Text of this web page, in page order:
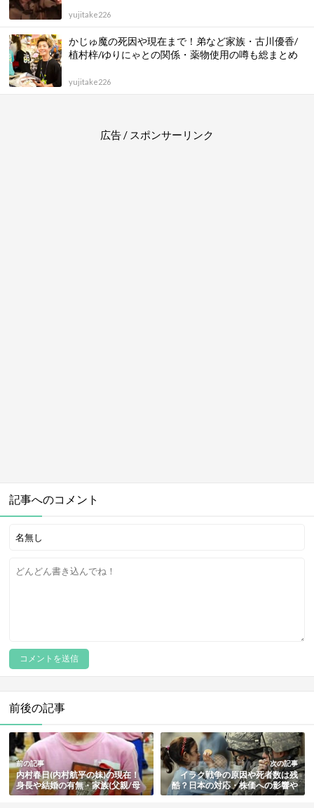
yujitake226
かじゅ魔の死因や現在まで！弟など家族・古川優香/
植村梓/ゆりにゃとの関係・薬物使用の噂も総まとめ
yujitake226
広告 / スポンサーリンク
記事へのコメント
前後の記事
前の記事
内村春日(内村航平の妹)の現在！
身長や結婚の有無・家族(父親/母
親/兄弟)・プロフィールも総まと
次の記事
イラク戦争の原因や死者数は残
酷？日本の対応・株価への影響や
現在もわかりやすく徹底解説